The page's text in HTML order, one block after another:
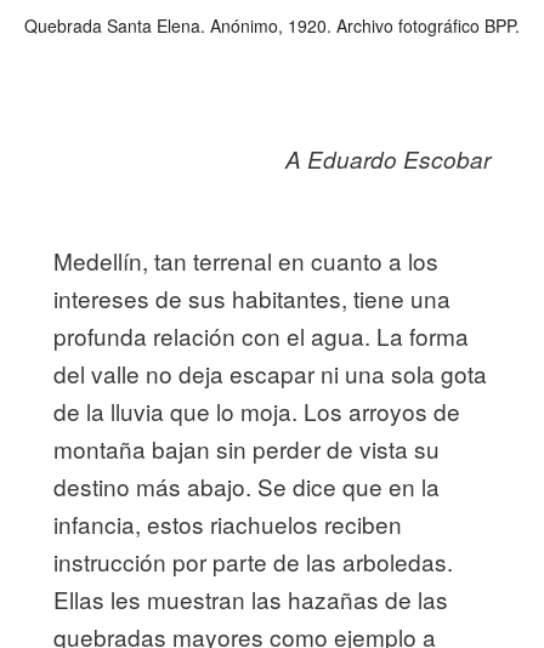
Quebrada Santa Elena. Anónimo, 1920. Archivo fotográfico BPP.
A Eduardo Escobar
Medellín, tan terrenal en cuanto a los
intereses de sus habitantes, tiene una
profunda relación con el agua. La forma
del valle no deja escapar ni una sola gota
de la lluvia que lo moja. Los arroyos de
montaña bajan sin perder de vista su
destino más abajo. Se dice que en la
infancia, estos riachuelos reciben
instrucción por parte de las arboledas.
Ellas les muestran las hazañas de las
quebradas mayores como ejemplo a